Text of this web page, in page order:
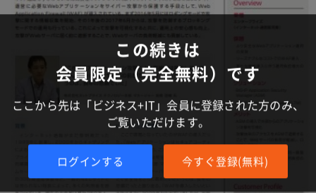
この続きは
会員限定（完全無料）です
ここから先は「ビジネス+IT」会員に登録された方のみ、
ご覧いただけます。
ログインする 今すぐ登録(無料)